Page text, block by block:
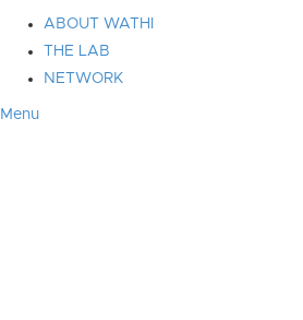
ABOUT WATHI
THE LAB
NETWORK
Menu